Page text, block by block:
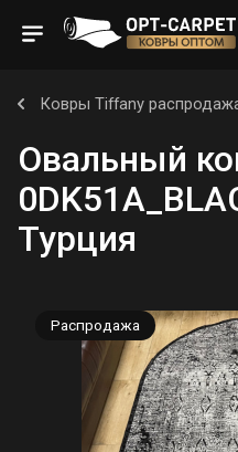
Ковры Tiffany
Овальный
Турция
Распродажа